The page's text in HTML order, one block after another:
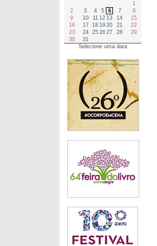
1
2
3 4 5 6 7
8
9
10 11 12 13 14
15
16
17 18 19 20 21
22
23
24 25 26 27 28
29
30
31
Selecione uma data